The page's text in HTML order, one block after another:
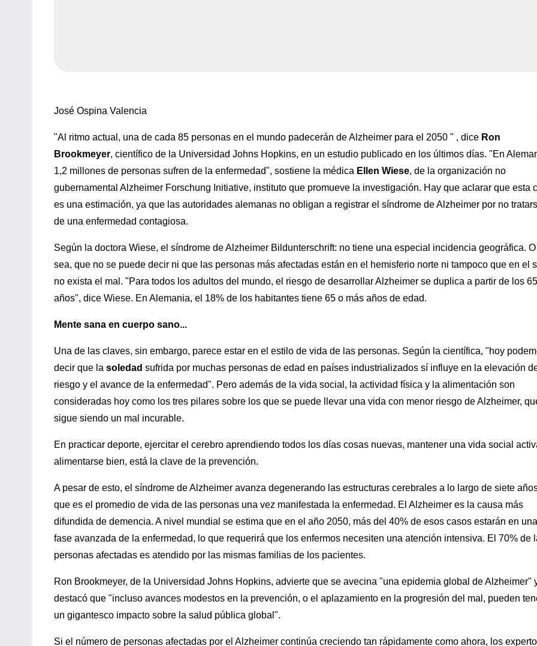
José Ospina Valencia
"Al ritmo actual, una de cada 85 personas en el mundo padecerán de Alzheimer para el 2050 " , dice Ron
Brookmeyer, científico de la Universidad Johns Hopkins, en un estudio publicado en los últimos días. "En
1,2 millones de personas sufren de la enfermedad", sostiene la médica Ellen Wiese, de la organización no
gubernamental Alzheimer Forschung Initiative, instituto que promueve la investigación. Hay que aclarar que esta
es una estimación, ya que las autoridades alemanas no obligan a registrar el síndrome de Alzheimer por no
de una enfermedad contagiosa.
Según la doctora Wiese, el síndrome de Alzheimer Bildunterschrift: no tiene una especial incidencia geográfica. O
sea, que no se puede decir ni que las personas más afectadas están en el hemisferio norte ni tampoco que en el
no exista el mal. "Para todos los adultos del mundo, el riesgo de desarrollar Alzheimer se duplica a partir de los 65
años", dice Wiese. En Alemania, el 18% de los habitantes tiene 65 o más años de edad.
Mente sana en cuerpo sano...
Una de las claves, sin embargo, parece estar en el estilo de vida de las personas. Según la científica, "hoy
decir que la soledad sufrida por muchas personas de edad en países industrializados sí influye en la elevación
riesgo y el avance de la enfermedad". Pero además de la vida social, la actividad física y la alimentación son
consideradas hoy como los tres pilares sobre los que se puede llevar una vida con menor riesgo de Alzheimer,
sigue siendo un mal incurable.
En practicar deporte, ejercitar el cerebro aprendiendo todos los días cosas nuevas, mantener una vida social
alimentarse bien, está la clave de la prevención.
A pesar de esto, el síndrome de Alzheimer avanza degenerando las estructuras cerebrales a lo largo de siete
que es el promedio de vida de las personas una vez manifestada la enfermedad. El Alzheimer es la causa más
difundida de demencia. A nivel mundial se estima que en el año 2050, más del 40% de esos casos estarán en una
fase avanzada de la enfermedad, lo que requerirá que los enfermos necesiten una atención intensiva. El 70% de
personas afectadas es atendido por las mismas familias de los pacientes.
Ron Brookmeyer, de la Universidad Johns Hopkins, advierte que se avecina "una epidemia global de Alzheimer"
destacó que "incluso avances modestos en la prevención, o el aplazamiento en la progresión del mal, pueden
un gigantesco impacto sobre la salud pública global".
Si el número de personas afectadas por el Alzheimer continúa creciendo tan rápidamente como ahora, los